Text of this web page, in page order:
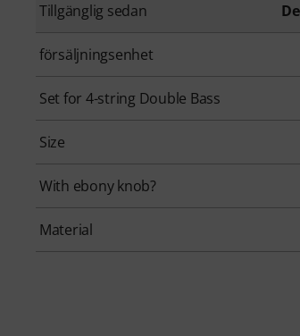
Tillgänglig sedan
försäljningsenhet
Set for 4-string Double Bass
Size
With ebony knob?
Material